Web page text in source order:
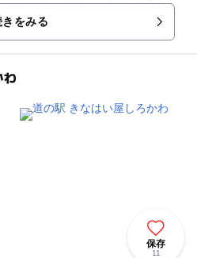
コートでは郷土料理「宇和島鯛
...
きをみる
保存
11